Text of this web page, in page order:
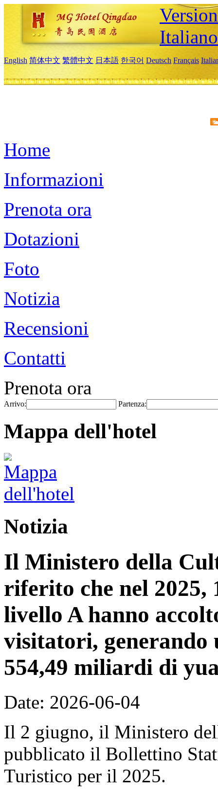
Italiano
English 简体中文 繁體中文 日本語 한국어 Deutsch Français
Home
Informazioni
Prenota ora
Dotazioni
Foto
Notizia
Recensioni
Contatti
Prenota ora
Arrivo: Partenza:
Mappa dell'hotel
Notizia
Il Ministero della
riferito che nel
livello A hanno
visitatori,
554,49 miliardi di
Date: 2026-06-04
Il 2 giugno, il Ministero
pubblicato il Bollettino
Turistico per il 2025.